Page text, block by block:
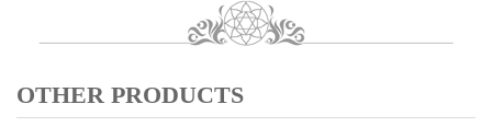
OTHER PRODUCTS